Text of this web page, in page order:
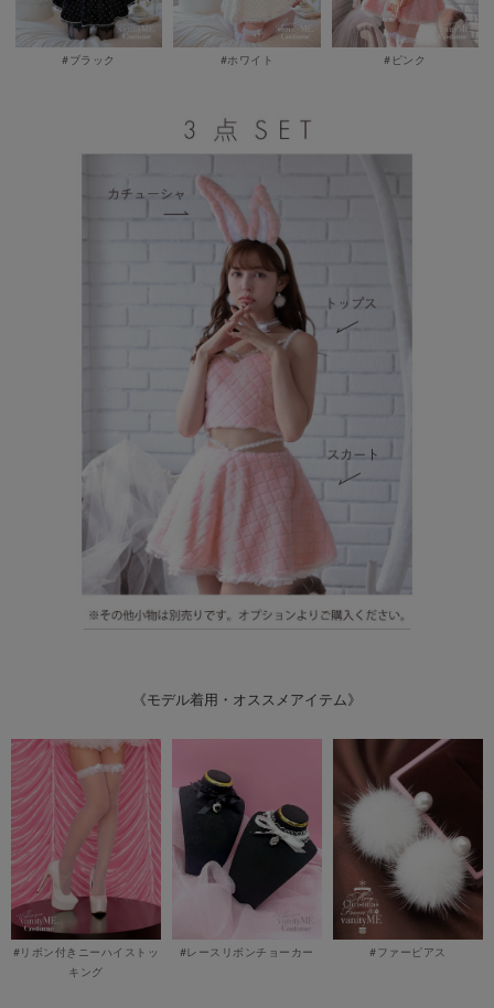
#ブラック #ホワイト #ピンク
《モデル着用・オススメアイテム》
#リボン付きニーハイストッ
キング
#レースリボンチョーカー #ファーピアス